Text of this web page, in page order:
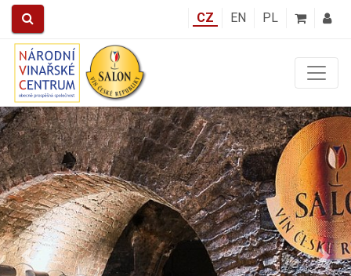
CZ EN PL
Předchozí Další